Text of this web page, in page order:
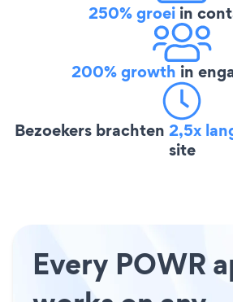
250% groei in
200% growth in
Bezoekers brachten 2,5x
site
Every POWR